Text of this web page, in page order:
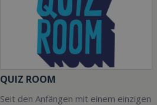
QUIZ ROOM
Seit den Anfängen mit einem einzigen